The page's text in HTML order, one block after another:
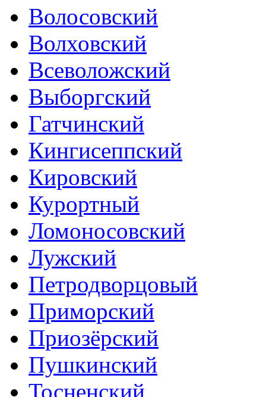
Волосовский
Волховский
Всеволожский
Выборгский
Гатчинский
Кингисеппский
Кировский
Курортный
Ломоносовский
Лужский
Петродворцовый
Приморский
Приозёрский
Пушкинский
Тосненский